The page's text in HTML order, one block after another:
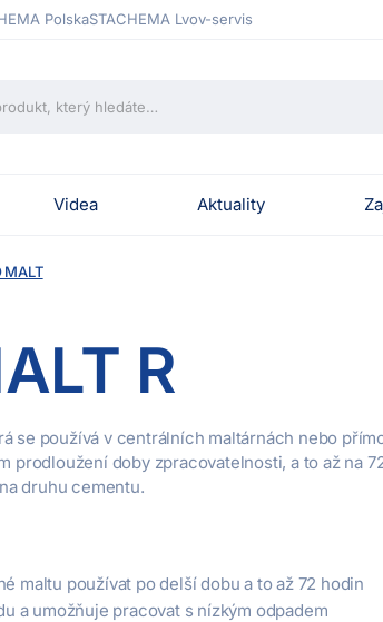
PolskaSTACHEMA Lvov-servis
Videa Aktuality
MALT
R
se používá v centrálních maltárnách nebo
prodloužení doby zpracovatelnosti, a to až na
druhu cementu.
maltu používat po delší dobu a to až 72 hodin
a umožňuje pracovat s nízkým odpadem